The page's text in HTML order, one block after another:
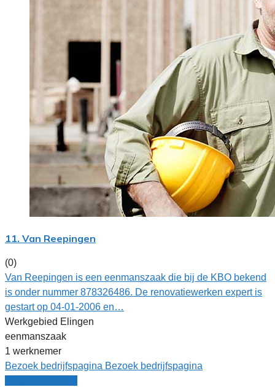
11. Van Reepingen
(0)
Van Reepingen is een eenmanszaak die bij de KBO bekend
is onder nummer 878326486. De renovatiewerken expert is
gestart op 04-01-2006 en…
Werkgebied Elingen
eenmanszaak
1 werknemer
Bezoek bedrijfspagina Bezoek bedrijfspagina